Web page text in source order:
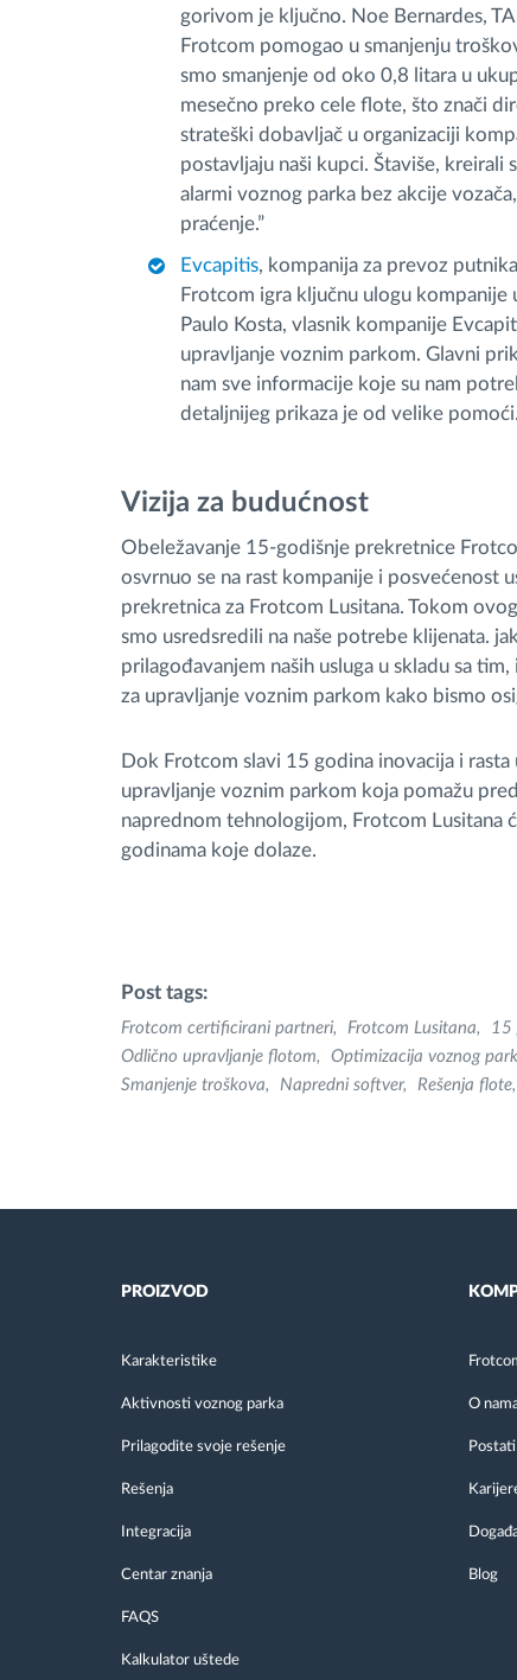
gorivom je ključno. Noe Bernardes,
Frotcom pomogao u smanjenju
smo smanjenje od oko 0,8 litara u
mesečno preko cele flote, što znači
strateški dobavljač u organizaciji
postavljaju naši kupci. Štaviše, kreirali
alarmi voznog parka bez akcije
praćenje.”
Evcapitis, kompanija za prevoz
Frotcom igra ključnu ulogu
Paulo Kosta, vlasnik kompanije
upravljanje voznim parkom. Glavni
nam sve informacije koje su nam
detaljnijeg prikaza je od velike
Vizija za budućnost
Obeležavanje 15-godišnje prekretnice
osvrnuo se na rast kompanije i posvećenost
prekretnica za Frotcom Lusitana. Tokom
smo usredsredili na naše potrebe klijenata.
prilagođavanjem naših usluga u skladu sa
za upravljanje voznim parkom kako bismo
Dok Frotcom slavi 15 godina inovacija i
upravljanje voznim parkom koja pomažu
naprednom tehnologijom, Frotcom Lusitana
godinama koje dolaze.
Post tags:
Frotcom certificirani partneri Frotcom Lusitana 15
Odlično upravljanje flotom
Optimizacija voznog
Smanjenje troškova
Napredni softver Rešenja flote
PROIZVOD
Karakteristike
Aktivnosti voznog parka
Prilagodite svoje rešenje
Rešenja
Integracija
Centar znanja
FAQS
Kalkulator uštede
O
Blog